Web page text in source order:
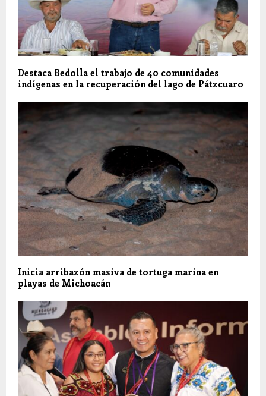
Destaca Bedolla el trabajo de 40 comunidades
indígenas en la recuperación del lago de Pátzcuaro
Inicia arribazón masiva de tortuga marina en
playas de Michoacán